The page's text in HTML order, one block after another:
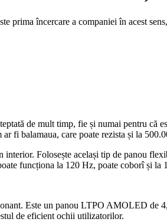
prima încercare a companiei în acest
de mult timp, fie și numai pentru că
fi balamaua, care poate rezista și la
interior. Folosește același tip de panou
funcționa la 120 Hz, poate coborî și la
Este un panou LTPO AMOLED
de eficient ochii utilizatorilor.